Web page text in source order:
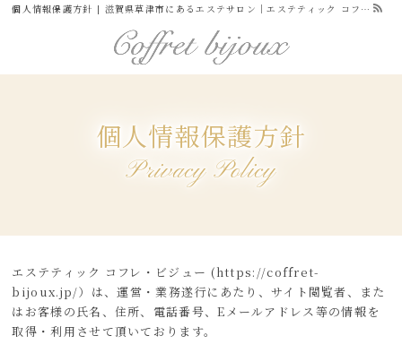
個人情報保護方針 | 滋賀県草津市にあるエステサロン｜エステティック コフレ・ビジュー｜公式サイト-グリーンピール認定サロン
個人情報保護方針
Privacy Policy
エステティック コフレ・ビジュー (https://coffret-
bijoux.jp/）は、運営・業務遂行にあたり、サイト閲覧者、また
はお客様の氏名、住所、電話番号、Eメールアドレス等の情報を
取得・利用させて頂いております。
メニュー・料金
サロン案内
お知らせ
ブログ
お問い合わせ
個人情報保護方針